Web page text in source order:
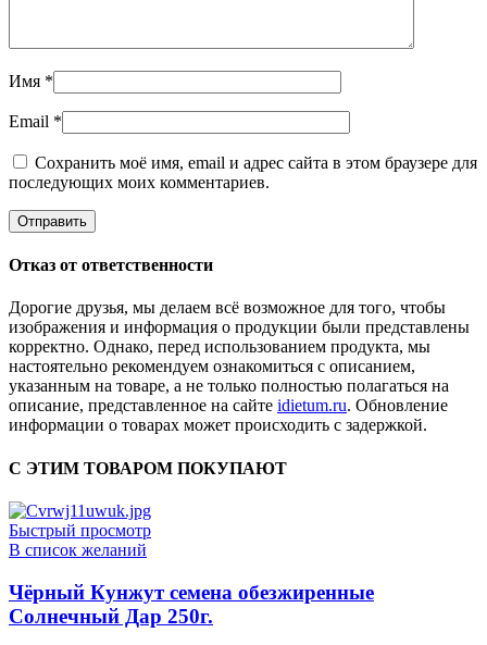
Имя *
Email *
Сохранить моё имя, email и адрес сайта в этом браузере для
последующих моих комментариев.
Отказ от ответственности
Дорогие друзья, мы делаем всё возможное для того, чтобы
изображения и информация о продукции были представлены
корректно. Однако, перед использованием продукта, мы
настоятельно рекомендуем ознакомиться с описанием,
указанным на товаре, а не только полностью полагаться на
описание, представленное на сайте idietum.ru. Обновление
информации о товарах может происходить с задержкой.
С ЭТИМ ТОВАРОМ ПОКУПАЮТ
Быстрый просмотр
В список желаний
Чёрный Кунжут семена обезжиренные
Солнечный Дар 250г.